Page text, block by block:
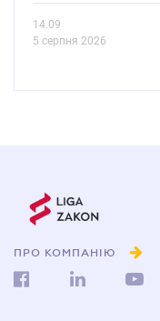
14.09
5 серпня 2026
ПРО КОМПАНІЮ